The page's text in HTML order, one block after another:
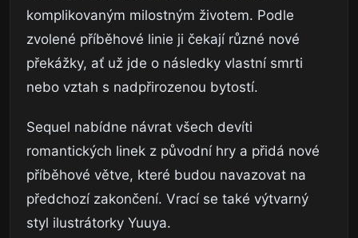
komplikovaným milostným životem. Podle
zvolené příběhové linie ji čekají různé nové
překážky, ať už jde o následky vlastní smrti
nebo vztah s nadpřirozenou bytostí.
Sequel nabídne návrat všech devíti
romantických linek z původní hry a přidá nové
příběhové větve, které budou navazovat na
předchozí zakončení. Vrací se také výtvarný
styl ilustrátorky Yuuya.